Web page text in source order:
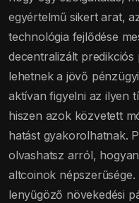
egyértelmű sikert arat,
technológia fejlődése
decentralizált
lehetnek a jövő
aktívan figyelni az ilyen
hiszen azok közvetett
hatást gyakorolhatnak.
olvashatsz arról,
altcoinok
lenyűgöző növekedési